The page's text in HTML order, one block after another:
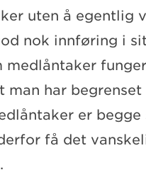
uten å egentlig
nok innføring i
medlåntaker
har
er
få det